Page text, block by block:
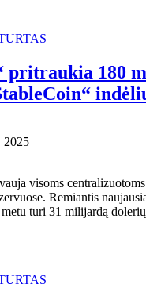
pritraukia 180
2025
visoms
Remiantis
metu turi 31 milijardą